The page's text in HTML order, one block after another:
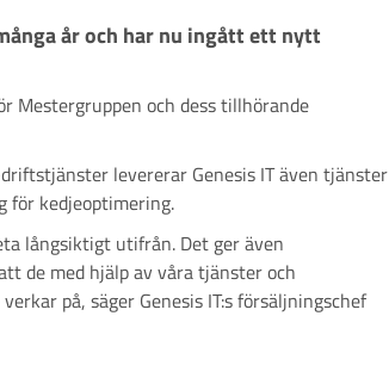
år och har nu ingått ett nytt
och dess tillhörande
levererar Genesis IT även tjänster
för kedjeoptimering.
långsiktigt utifrån. Det ger även
de med hjälp av våra tjänster och
på, säger Genesis IT:s försäljningschef